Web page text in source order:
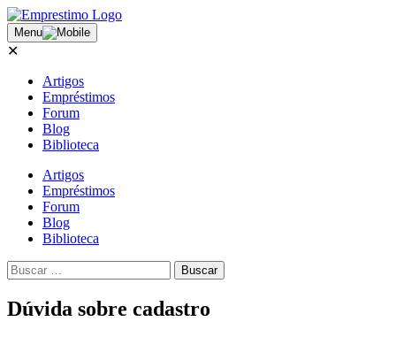
Menu
✕
Artigos
Empréstimos
Forum
Blog
Biblioteca
Artigos
Empréstimos
Forum
Blog
Biblioteca
Dúvida sobre cadastro